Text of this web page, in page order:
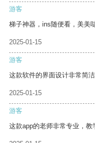
游客
梯子神器，ins随便看，美美
2025-01-15
游客
这款软件的界面设计非常简洁
2025-01-15
游客
这款app的老师非常专业，教